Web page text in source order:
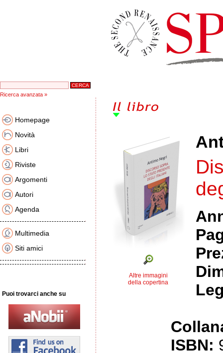
Ricerca avanzata »
Homepage
Novità
Libri
Riviste
Argomenti
Autori
Agenda
Multimedia
Siti amici
Puoi trovarci anche su
Altre immagini
della copertina
ISBN: